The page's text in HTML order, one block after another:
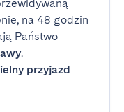
na 48 godzin
Państwo
.
przyjazd